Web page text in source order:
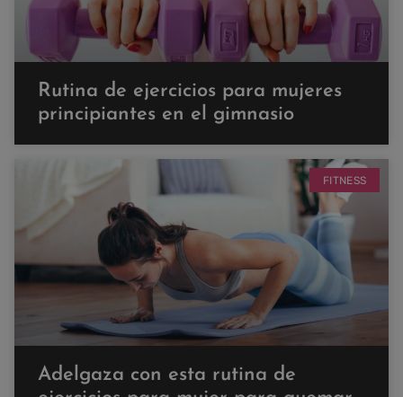
Rutina de ejercicios para mujeres
principiantes en el gimnasio
FITNESS
Adelgaza con esta rutina de